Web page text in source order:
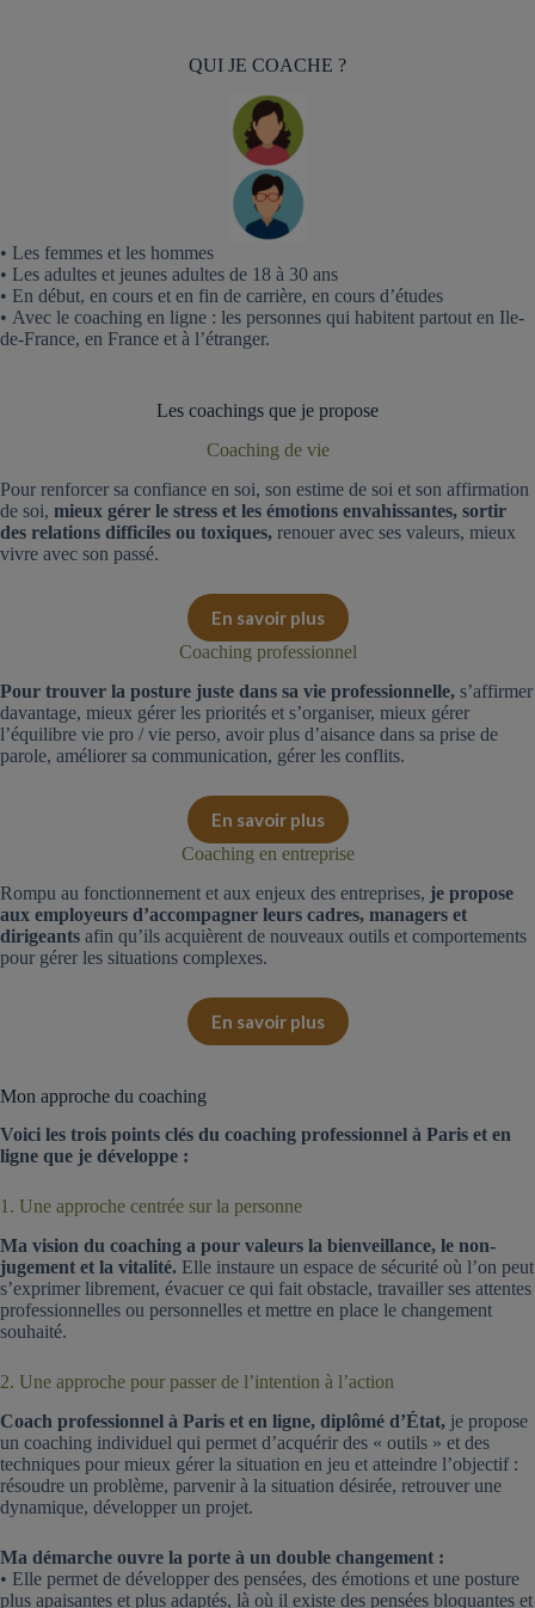
QUI JE COACHE ?
• Les femmes et les hommes
• Les adultes et jeunes adultes de 18 à 30 ans
• En début, en cours et en fin de carrière, en cours d’études
• Avec le coaching en ligne : les personnes qui habitent partout en Ile-
de-France, en France et à l’étranger.
Les coachings que je propose
Coaching de vie
Pour renforcer sa confiance en soi, son estime de soi et son affirmation
de soi, mieux gérer le stress et les émotions envahissantes, sortir
des relations difficiles ou toxiques, renouer avec ses valeurs, mieux
vivre avec son passé.
En savoir plus
Coaching professionnel
Pour trouver la posture juste dans sa vie professionnelle, s’affirmer
davantage, mieux gérer les priorités et s’organiser, mieux gérer
l’équilibre vie pro / vie perso, avoir plus d’aisance dans sa prise de
parole, améliorer sa communication, gérer les conflits.
En savoir plus
Coaching en entreprise
Rompu au fonctionnement et aux enjeux des entreprises, je propose
aux employeurs d’accompagner leurs cadres, managers et
dirigeants afin qu’ils acquièrent de nouveaux outils et comportements
pour gérer les situations complexes.
En savoir plus
Mon approche du coaching
Voici les trois points clés du coaching professionnel à Paris et en
ligne que je développe :
1. Une approche centrée sur la personne
Ma vision du coaching a pour valeurs la bienveillance, le non-
jugement et la vitalité. Elle instaure un espace de sécurité où l’on peut
s’exprimer librement, évacuer ce qui fait obstacle, travailler ses attentes
professionnelles ou personnelles et mettre en place le changement
souhaité.
2. Une approche pour passer de l’intention à l’action
Coach professionnel à Paris et en ligne, diplômé d’État, je propose
un coaching individuel qui permet d’acquérir des « outils » et des
techniques pour mieux gérer la situation en jeu et atteindre l’objectif :
résoudre un problème, parvenir à la situation désirée, retrouver une
dynamique, développer un projet.
Ma démarche ouvre la porte à un double changement :
• Elle permet de développer des pensées, des émotions et une posture
plus apaisantes et plus adaptés, là où il existe des pensées bloquantes et